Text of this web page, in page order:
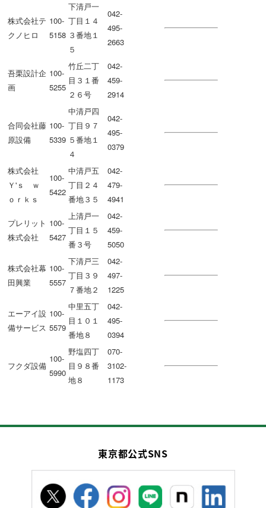
株式会社テ
クノヒロ
100-
5158
下清戸一
丁目１４
３番地１
５
042-
495-
2663
吾栗設計企
画
100-
5255
竹丘二丁
目３１番
２６号
042-
459-
2914
合同会社藤
原設備
100-
5339
中清戸四
丁目９７
５番地１
４
042-
495-
0379
株式会社
Ｙ'ｓ ｗ
ｏｒｋｓ
100-
5422
中清戸五
丁目２４
番地３５
042-
479-
4941
プレリット
株式会社
100-
5427
上清戸一
丁目１５
番３号
042-
459-
5050
株式会社幕
田興業
100-
5557
下清戸三
丁目３９
７番地２
042-
497-
1225
エーアイ設
備サービス
100-
5579
中里五丁
目１０１
番地８
042-
495-
0394
フクダ設備
100-
5990
野塩四丁
目９８番
地８
070-
3102-
1173
東京都公式SNS